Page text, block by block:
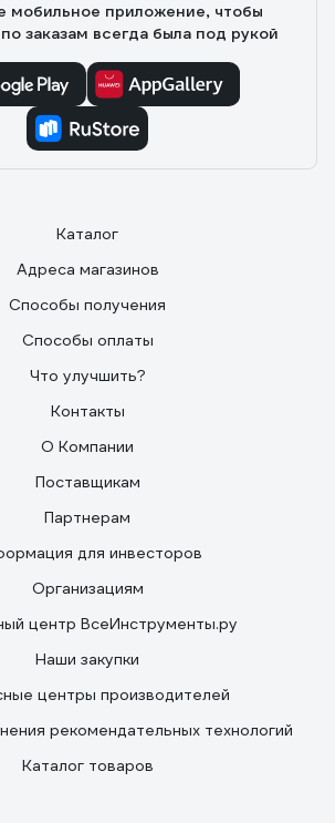
мобильное приложение, чтобы
заказам всегда была под рукой
Каталог
Адреса магазинов
Способы получения
Способы оплаты
Что улучшить?
Контакты
О Компании
Поставщикам
Партнерам
для инвесторов
Организациям
центр ВсеИнструменты.ру
Наши закупки
центры производителей
рекомендательных технологий
Каталог товаров